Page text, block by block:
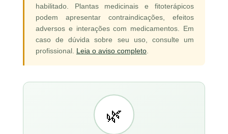
habilitado. Plantas medicinais e fitoterápicos
podem apresentar contraindicações, efeitos
adversos e interações com medicamentos. Em
caso de dúvida sobre seu uso, consulte um
profissional. Leia o aviso completo.